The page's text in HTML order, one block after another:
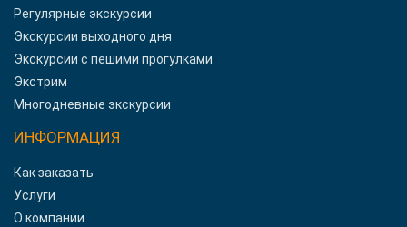
Регулярные экскурсии
Экскурсии выходного дня
Экскурсии с пешими прогулками
Экстрим
Многодневные экскурсии
ИНФОРМАЦИЯ
Как заказать
Услуги
О компании